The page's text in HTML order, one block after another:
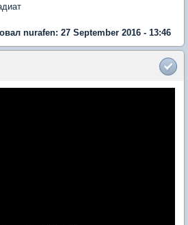
nurafen: 27 September 2016 - 13:46